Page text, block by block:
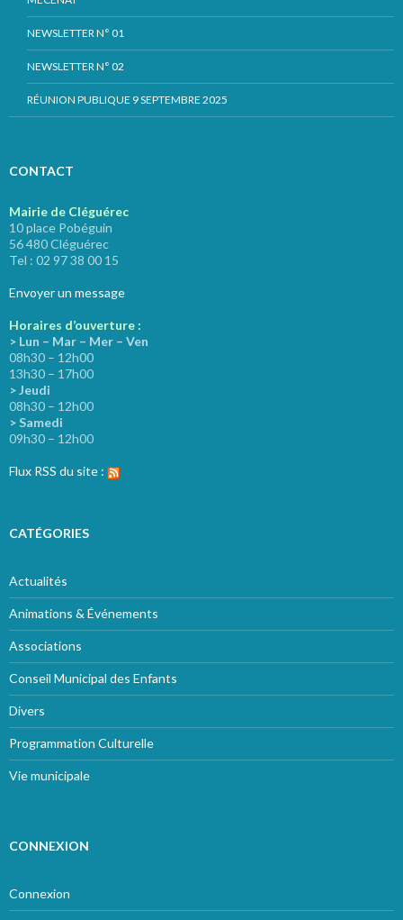
NEWSLETTER N° 01
NEWSLETTER N° 02
RÉUNION PUBLIQUE 9 SEPTEMBRE 2025
CONTACT
Mairie de Cléguérec
10 place Pobéguin
56 480 Cléguérec
Tel : 02 97 38 00 15
Envoyer un message
Horaires d’ouverture :
> Lun – Mar – Mer – Ven
08h30 – 12h00
13h30 – 17h00
> Jeudi
08h30 – 12h00
> Samedi
09h30 – 12h00
Flux RSS du site :
CATÉGORIES
Actualités
Animations & Événements
Associations
Conseil Municipal des Enfants
Divers
Programmation Culturelle
Vie municipale
CONNEXION
Connexion